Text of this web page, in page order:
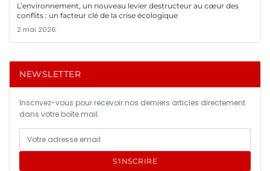
L’environnement, un nouveau levier destructeur au cœur des
conflits : un facteur clé de la crise écologique
2 mai 2026
NEWSLETTER
Inscrivez-vous pour recevoir nos derniers articles directement
dans votre boîte mail.
S'INSCRIRE